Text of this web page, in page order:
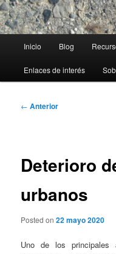
principal
Inicio Blog
Enlaces de interés
Navegación
← Anterior
Deterioro
urbanos
Posted on22 mayo 2020
Uno de los